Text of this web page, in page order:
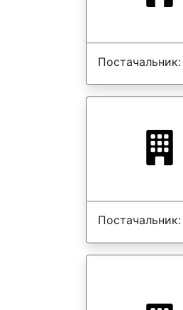
Постачальник:
Постачальник: